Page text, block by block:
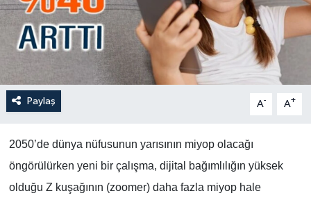
Paylaş A- A+
2050’de dünya nüfusunun yarısının miyop olacağı
öngörülürken yeni bir çalışma, dijital bağımlılığın yüksek
olduğu Z kuşağının (zoomer) daha fazla miyop hale